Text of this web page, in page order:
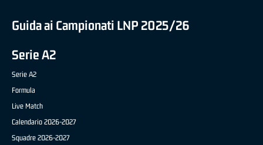
Guida ai Campionati LNP 2025/26
Serie A2
Serie A2
Formula
Live Match
Calendario 2026-2027
Squadre 2026-2027